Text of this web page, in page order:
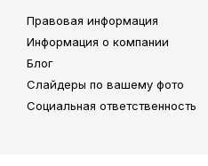
Правовая информация
Информация о компании
Блог
Слайдеры по вашему фото
Социальная ответственность